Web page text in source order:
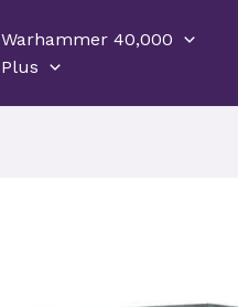
Warhammer 40,000
Plus